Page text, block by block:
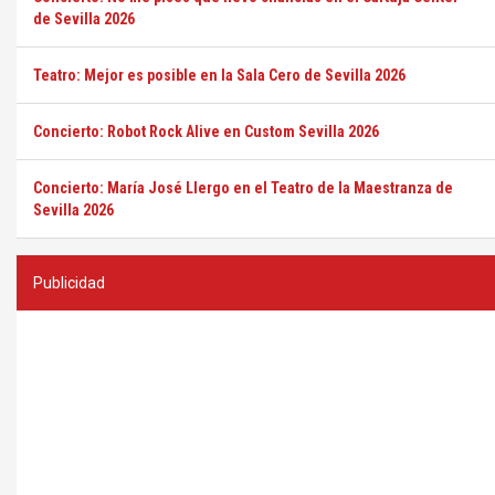
de Sevilla 2026
Teatro: Mejor es posible en la Sala Cero de Sevilla 2026
Concierto: Robot Rock Alive en Custom Sevilla 2026
Concierto: María José Llergo en el Teatro de la Maestranza de
Sevilla 2026
Publicidad